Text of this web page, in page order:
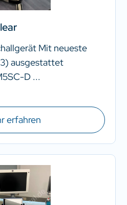
Mit neueste
ausgestattet
D ...
erfahren